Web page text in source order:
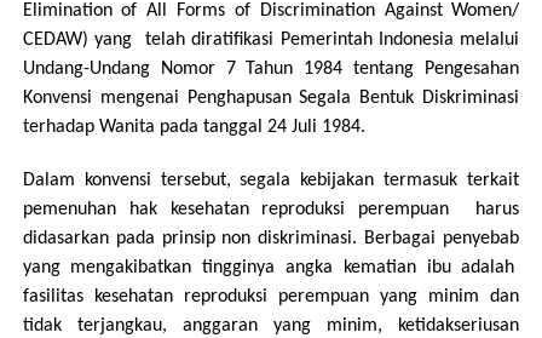
Elimination of All Forms of Discrimination Against Women/
CEDAW) yang telah diratifikasi Pemerintah Indonesia melalui
Undang-Undang Nomor 7 Tahun 1984 tentang Pengesahan
Konvensi mengenai Penghapusan Segala Bentuk Diskriminasi
terhadap Wanita pada tanggal 24 Juli 1984.
Dalam konvensi tersebut, segala kebijakan termasuk terkait
pemenuhan hak kesehatan reproduksi perempuan harus
didasarkan pada prinsip non diskriminasi. Berbagai penyebab
yang mengakibatkan tingginya angka kematian ibu adalah
fasilitas kesehatan reproduksi perempuan yang minim dan
tidak terjangkau, anggaran yang minim, ketidakseriusan